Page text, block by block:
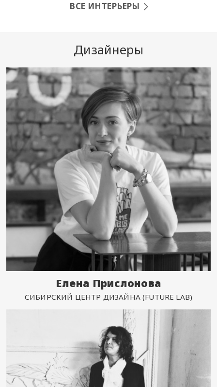
ВСЕ ИНТЕРЬЕРЫ
Дизайнеры
Елена Прислонова
СИБИРСКИЙ ЦЕНТР ДИЗАЙНА (FUTURE LAB)